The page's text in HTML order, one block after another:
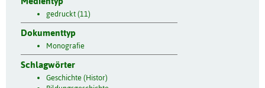
gedruckt (11)
Dokumenttyp
Monografie
Schlagwörter
Geschichte (Histor)